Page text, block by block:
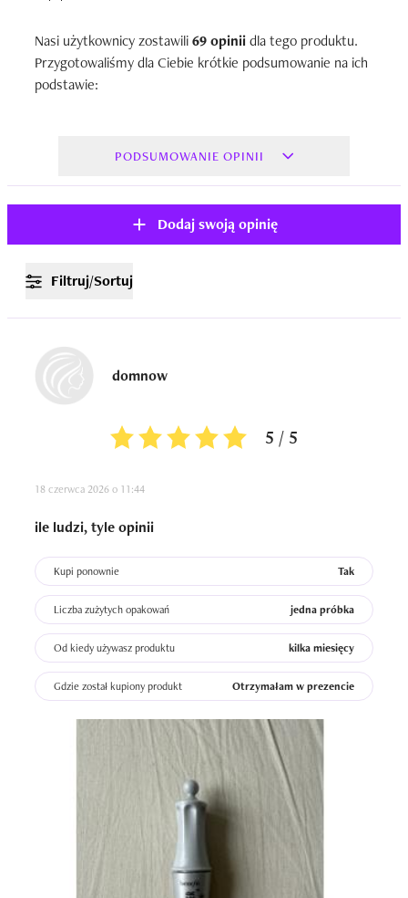
Nasi użytkownicy zostawili69 opiniidla tego produktu.
Przygotowaliśmy dla Ciebie krótkie podsumowanie na ich
podstawie:
PODSUMOWANIE OPINII
Dodaj swoją opinię
Filtruj/Sortuj
domnow
5 / 5
18 czerwca 2026 o 11:44
ile ludzi, tyle opinii
Kupi ponownie Tak
Liczba zużytych opakowań jedna próbka
Od kiedy używasz produktu kilka miesięcy
Gdzie został kupiony produkt Otrzymałam w prezencie